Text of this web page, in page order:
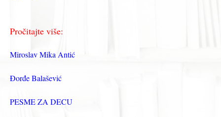
Pročitajte više:
Miroslav Mika Antić
Đorđe Balašević
PESME ZA DECU